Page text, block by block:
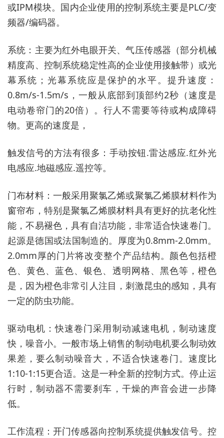
或IPM模块。国内企业使用的控制系统主要是PLC/变
频器/编码器。
系统：主要为红外电眼开关、气压传感器（部分机械
精度高、控制系统稳定性高的企业使用接触带）或光
幕系统；光幕系统应是保护的水平。提升速度：
0.8m/s-1.5m/s，一般从底部到顶部约2秒（速度是
电动卷帘门的20倍）。行人不需要等待或构成障碍
物。更高的速度是，
触发信号的方法有很多：手动按钮.雷达感应.红外光
电感应.地磁感应.遥控等。
门布材料：一般采用聚氯乙烯或聚氯乙烯膜材料作为
窗帘布，特别是聚氯乙烯膜材料具有更好的抗老化性
能，不易褪色，具有自洁功能，非常适合快速卷门。
起源是德国或法国制造的。厚度为0.8mm-2.0mm。
2.0mm厚的门片将改变整个产品结构。颜色包括橙
色、黄色、蓝色、银色、透明网格、黑色等，橙色
是，因为橙色非常引人注目，刺激昆虫的感知，具有
一定的防虫功能。
驱动电机：快速卷门采用制动减速电机，制动速度
快，噪音小。一般市场上销售的制动电机要么制动效
果差，要么制动噪音大，不适合快速卷门。速度比
1:10-1:15更合适。这是一种全新的控制方式。停止运
行时，制动器不需要刹车，干燥的声音会进一步降
低。
工作流程：开门传感器向控制系统提供触发信号。控